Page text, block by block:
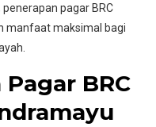
pagar BRC
manfaat maksimal bagi
BRC